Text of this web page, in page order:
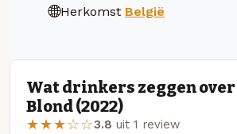
Herkomst België
Wat drinkers zeggen
Blond (2022)
★★★☆☆3.8 uit 1 review